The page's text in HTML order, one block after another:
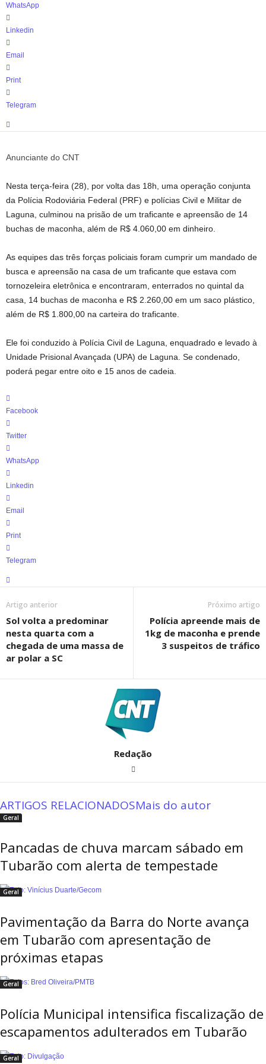
WhatsApp
Linkedin
Email
Print
Telegram
Anunciante do CNT
Nesta terça-feira (28), por volta das 18h, uma operação conjunta
da Polícia Rodoviária Federal (PRF) e polícias Civil e Militar de
Laguna, culminou na prisão de um traficante e apreensão de 14
buchas de maconha, além de R$ 4.060,00 em dinheiro.
As equipes das três forças policiais foram cumprir um mandado de
busca e apreensão na casa de um traficante que estava com
tornozeleira eletrônica e encontraram, enterrados no quintal da
casa, 14 buchas de maconha e R$ 2.260,00 em um saco plástico,
além de R$ 1.800,00 na carteira do traficante.
Ele foi conduzido à Polícia Civil de Laguna, enquadrado e levado à
Unidade Prisional Avançada (UPA) de Laguna. Se condenado,
poderá pegar entre oito e 15 anos de cadeia.
Facebook
Twitter
WhatsApp
Linkedin
Email
Print
Telegram
Artigo anterior
Sol volta a predominar
nesta quarta com a
chegada de uma massa de
ar polar a SC
Próximo artigo
Polícia apreende mais de
1kg de maconha e prende
3 suspeitos de tráfico
Redação
ARTIGOS RELACIONADOSMais do autor
Geral
Pancadas de chuva marcam sábado em
Tubarão com alerta de tempestade
Geral
Pavimentação da Barra do Norte avança
em Tubarão com apresentação de
próximas etapas
Geral
Polícia Municipal intensifica fiscalização de
escapamentos adulterados em Tubarão
Geral